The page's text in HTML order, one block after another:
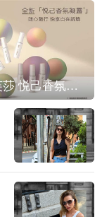
IPSA茵芙莎 悦己香氛凝露上市